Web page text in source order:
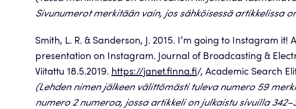
Sivunumerot merkitään vain, jos sähköisessä artikkelissa
Smith, L. R. & Sanderson, J. 2015. I’m going to Instagram
presentation on Instagram. Journal of Broadcasting &
Viitattu 18.5.2019. https://janet.finna.fi/, Academic Search
(Lehden nimen jälkeen välittömästi tuleva numero 59
numero 2 numeroa, jossa artikkeli on julkaistu sivuilla